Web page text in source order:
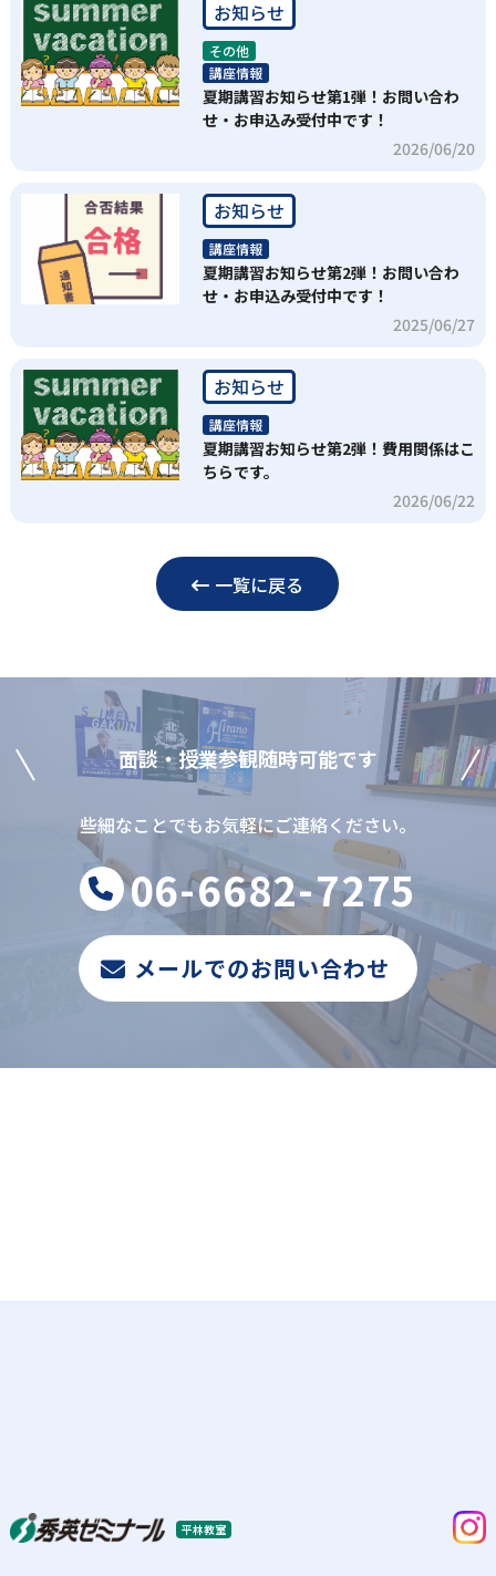
お知らせ
その他
講座情報
夏期講習お知らせ第1弾！お問い合わ
せ・お申込み受付中です！
2026/06/20
お知らせ
講座情報
夏期講習お知らせ第2弾！お問い合わ
せ・お申込み受付中です！
2025/06/27
お知らせ
講座情報
夏期講習お知らせ第2弾！費用関係はこ
ちらです。
2026/06/22
一覧に戻る
⾯談‧授業参観随時可能です
些細なことでもお気軽にご連絡ください。
06-6682-7275
メールでのお問い合わせ
平林教室